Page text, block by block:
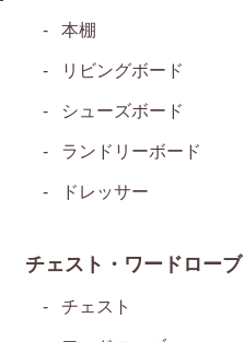
本棚
リビングボード
シューズボード
ランドリーボード
ドレッサー
チェスト・ワードローブ
チェスト